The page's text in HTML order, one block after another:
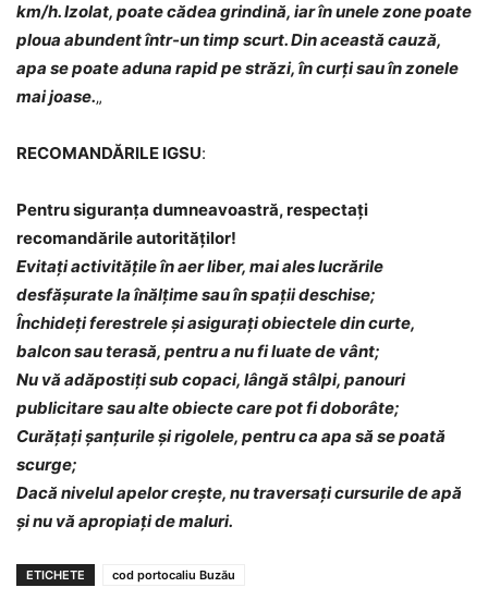
km/h. Izolat, poate cădea grindină, iar în unele zone poate
ploua abundent într-un timp scurt. Din această cauză,
apa se poate aduna rapid pe străzi, în curți sau în zonele
mai joase.„
RECOMANDĂRILE IGSU:
Pentru siguranța dumneavoastră, respectați
recomandările autorităților!
Evitați activitățile în aer liber, mai ales lucrările
desfășurate la înălțime sau în spații deschise;
Închideți ferestrele și asigurați obiectele din curte,
balcon sau terasă, pentru a nu fi luate de vânt;
Nu vă adăpostiți sub copaci, lângă stâlpi, panouri
publicitare sau alte obiecte care pot fi doborâte;
Curățați șanțurile și rigolele, pentru ca apa să se poată
scurge;
Dacă nivelul apelor crește, nu traversați cursurile de apă
și nu vă apropiați de maluri.
ETICHETE cod portocaliu Buzău